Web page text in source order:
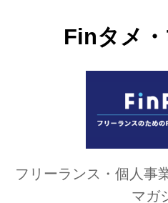
Finタメ
フリーランス・個人事
マガ